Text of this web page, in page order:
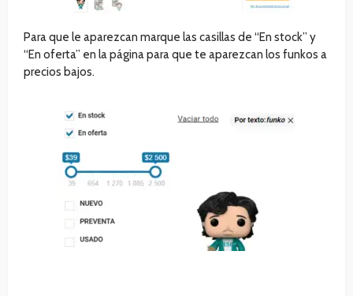
Para que le aparezcan marque las casillas de “En stock” y
“En oferta” en la página para que te aparezcan los funkos a
precios bajos.